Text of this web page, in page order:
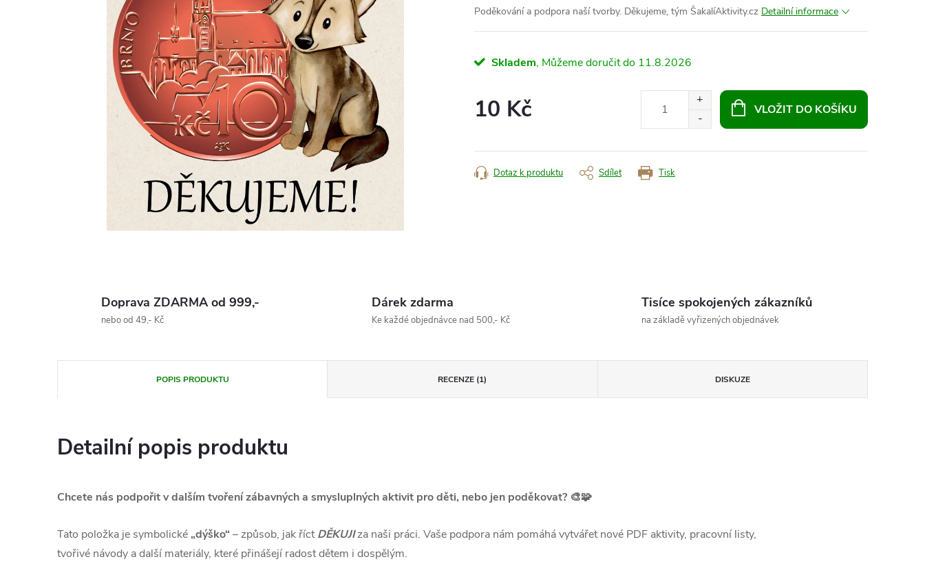
Poděkování a podpora naší tvorby. Děkujeme, tým ŠakalíAktivity.cz Detailní informace
Skladem 11.8.2026
10 Kč VLOŽIT DO KOŠÍKU
Tisk
Dotaz k produktu Sdílet
Doprava ZDARMA od 999,-
nebo od 49,- Kč
Dárek zdarma
Ke každé objednávce nad 500,- Kč
Tisíce spokojených zákazníků
na základě vyřizených objednávek
POPIS PRODUKTU RECENZE (1) DISKUZE
Detailní popis produktu
Chcete nás podpořit v dalším tvoření zábavných a smysluplných aktivit pro děti, nebo jen poděkovat? 🎨🧩
Tato položka je symbolické „dýško“– způsob, jak říctDĚKUJIza naši práci. Vaše podpora nám pomáhá vytvářet nové PDF aktivity, pracovní listy,
tvořivé návody a další materiály, které přinášejí radost dětem i dospělým.